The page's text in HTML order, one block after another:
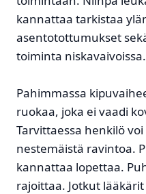
kannattaa tarkistaa
asentotottumukset
toiminta niskavaivoissa.
Pahimmassa
ruokaa, joka ei vaadi
Tarvittaessa henkilö
nestemäistä ravintoa.
kannattaa lopettaa.
rajoittaa. Jotkut